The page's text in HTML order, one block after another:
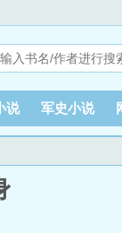
说 军史小说